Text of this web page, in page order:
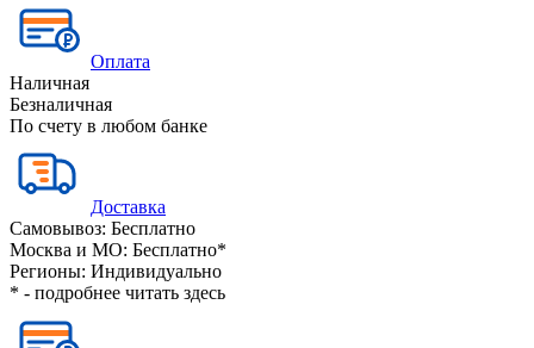
Оплата
Наличная
Безналичная
По счету в любом банке
Доставка
Самовывоз: Бесплатно
Москва и МО: Бесплатно*
Регионы: Индивидуально
* - подробнее читать здесь